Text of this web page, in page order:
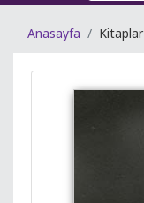
Anasayfa Kitaplar